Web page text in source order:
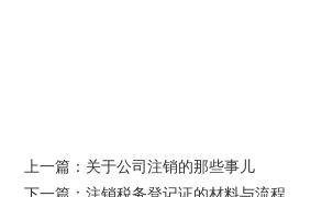
上一篇：关于公司注销的那些事儿